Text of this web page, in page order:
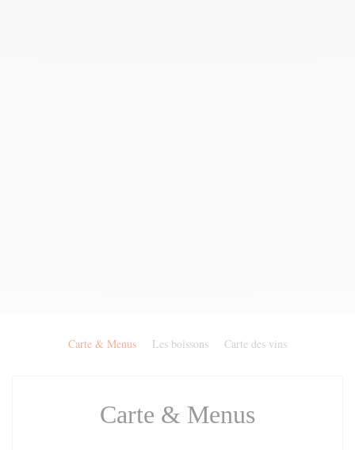
Carte & Menus Les boissons Carte des vins
Carte & Menus